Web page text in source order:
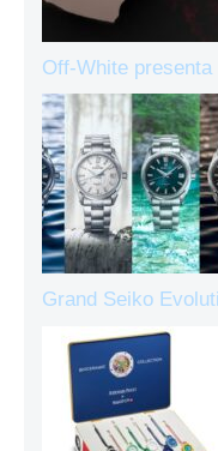
Off-White
Grand Seiko